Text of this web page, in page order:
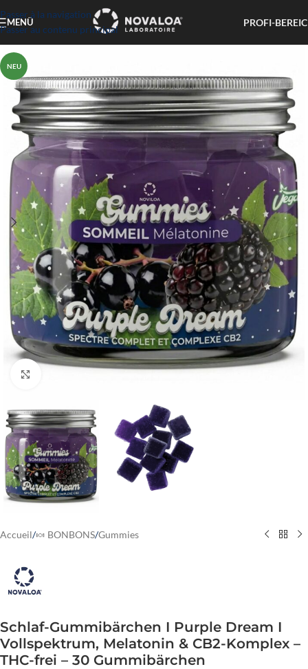
Passer à la navigation
Passer au contenu principal
MENÜ PROFI-
NEU
Cliquez pour agrandir
Accueil/🍬 BONBONS/Gummies
Schlaf-Gummibärchen I Purple Dream I
Vollspektrum, Melatonin & CB2-Komplex –
THC-frei – 30 Gummibärchen